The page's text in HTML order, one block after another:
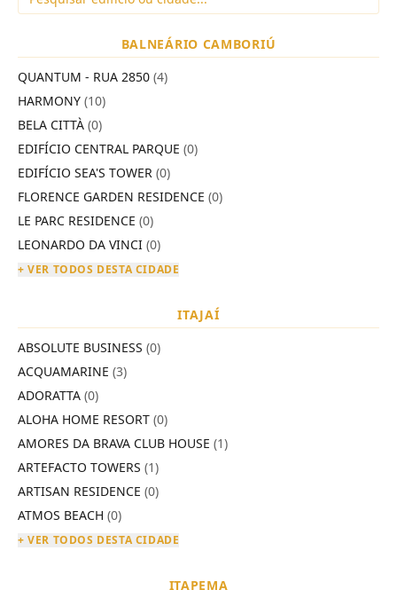
BALNEÁRIO CAMBORIÚ
QUANTUM - RUA 2850 (4)
HARMONY (10)
BELA CITTÀ (0)
EDIFÍCIO CENTRAL PARQUE (0)
EDIFÍCIO SEA'S TOWER (0)
FLORENCE GARDEN RESIDENCE (0)
LE PARC RESIDENCE (0)
LEONARDO DA VINCI (0)
+ VER TODOS DESTA CIDADE
ITAJAÍ
ABSOLUTE BUSINESS (0)
ACQUAMARINE (3)
ADORATTA (0)
ALOHA HOME RESORT (0)
AMORES DA BRAVA CLUB HOUSE (1)
ARTEFACTO TOWERS (1)
ARTISAN RESIDENCE (0)
ATMOS BEACH (0)
+ VER TODOS DESTA CIDADE
ITAPEMA